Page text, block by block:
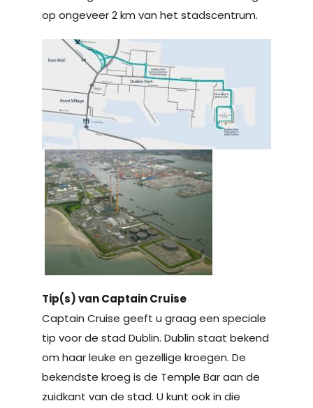
op ongeveer 2 km van het stadscentrum.
Tip(s) van Captain Cruise
Captain Cruise geeft u graag een speciale
tip voor de stad Dublin. Dublin staat bekend
om haar leuke en gezellige kroegen. De
bekendste kroeg is de Temple Bar aan de
zuidkant van de stad. U kunt ook in die